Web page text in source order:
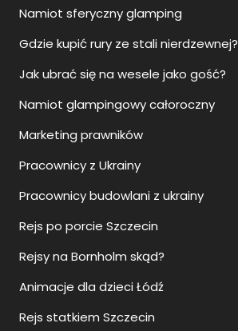
Namiot sferyczny glamping
Gdzie kupić rury ze stali nierdzewnej?
Jak ubrać się na wesele jako gość?
Namiot glampingowy całoroczny
Marketing prawników
Pracownicy z Ukrainy
Pracownicy budowlani z ukrainy
Rejs po porcie Szczecin
Rejsy na Bornholm skąd?
Animacje dla dzieci Łódź
Rejs statkiem Szczecin